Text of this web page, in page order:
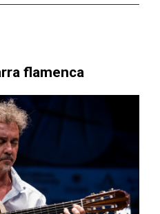
flamenca